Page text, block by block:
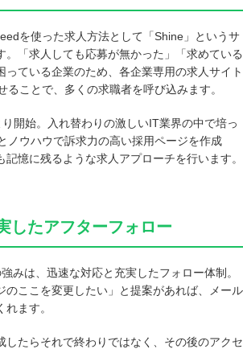
を使った求人方法として「Shine」というサ
。「求人しても応募が無かった」「求めている
っている企業のため、各企業専用の求人サイト
ることで、多くの求職者を呼び込みます。
開始。入れ替わりの激しいIT業界の中で培っ
ノウハウで訴求力の高い採用ページを作成
記憶に残るような求人アプローチを行います。
したアフターフォロー
みは、迅速な対応と充実したフォロー体制。
のここを変更したい」と提案があれば、メール
ます。
したらそれで終わりではなく、その後のアクセ